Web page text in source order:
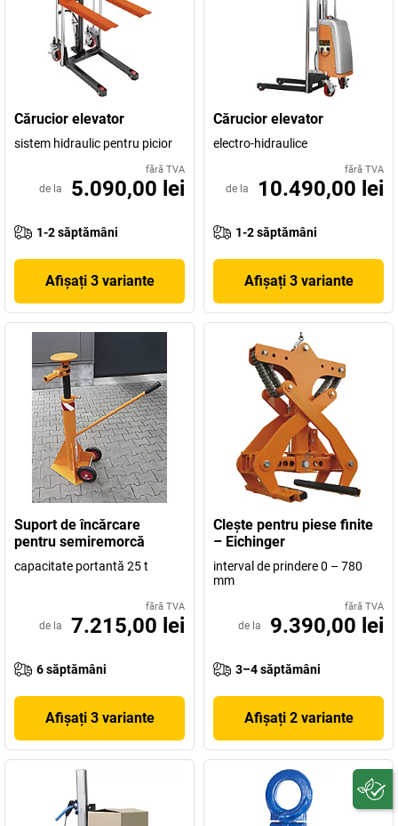
Cărucior elevator
sistem hidraulic pentru picior
fără TVA
de la 5.090,00 lei
1-2 săptămâni
Afișați 3 variante
Cărucior elevator
electro-hidraulice
fără TVA
de la 10.490,00 lei
1-2 săptămâni
Afișați 3 variante
Suport de încărcare
pentru semiremorcă
capacitate portantă 25 t
fără TVA
de la 7.215,00 lei
6 săptămâni
Afișați 3 variante
Cleşte pentru piese finite
– Eichinger
interval de prindere 0 – 780
mm
fără TVA
de la 9.390,00 lei
3–4 săptămâni
Afișați 2 variante